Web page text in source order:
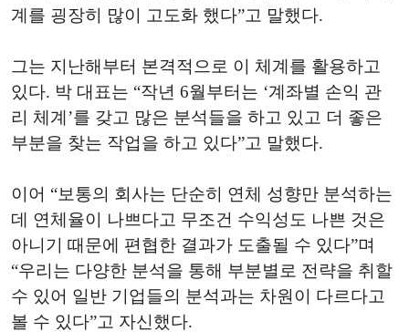
계를 굉장히 많이 고도화 했다”고 말했다.
그는 지난해부터 본격적으로 이 체계를 활용하고
있다. 박 대표는 “작년 6월부터는 ‘계좌별 손익 관
리 체계’를 갖고 많은 분석들을 하고 있고 더 좋은
부분을 찾는 작업을 하고 있다”고 말했다.
이어 “보통의 회사는 단순히 연체 성향만 분석하는
데 연체율이 나쁘다고 무조건 수익성도 나쁜 것은
아니기 때문에 편협한 결과가 도출될 수 있다”며
“우리는 다양한 분석을 통해 부분별로 전략을 취할
수 있어 일반 기업들의 분석과는 차원이 다르다고
볼 수 있다”고 자신했다.